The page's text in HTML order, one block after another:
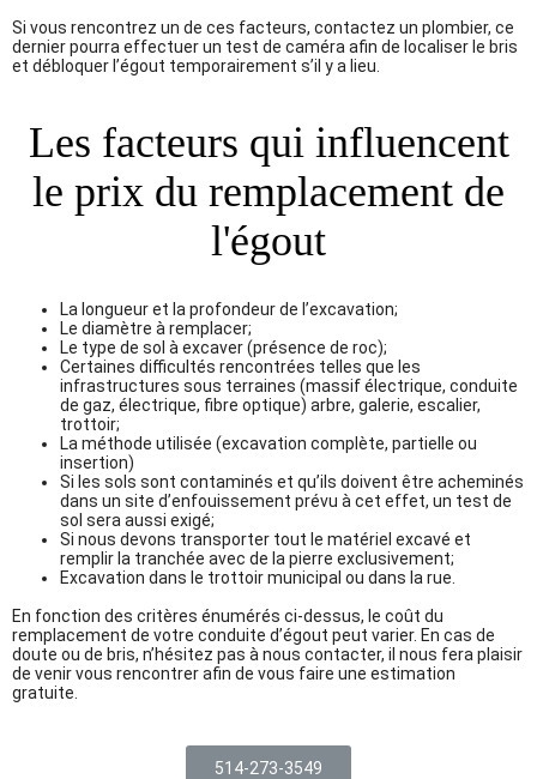
Si vous rencontrez un de ces facteurs, contactez un plombier, ce
dernier pourra effectuer un test de caméra afin de localiser le bris
et débloquer l’égout temporairement s’il y a lieu.
Les facteurs qui influencent
le prix du remplacement de
l'égout
La longueur et la profondeur de l’excavation;
Le diamètre à remplacer;
Le type de sol à excaver (présence de roc);
Certaines difficultés rencontrées telles que les
infrastructures sous terraines (massif électrique, conduite
de gaz, électrique, fibre optique) arbre, galerie, escalier,
trottoir;
La méthode utilisée (excavation complète, partielle ou
insertion)
Si les sols sont contaminés et qu’ils doivent être acheminés
dans un site d’enfouissement prévu à cet effet, un test de
sol sera aussi exigé;
Si nous devons transporter tout le matériel excavé et
remplir la tranchée avec de la pierre exclusivement;
Excavation dans le trottoir municipal ou dans la rue.
En fonction des critères énumérés ci-dessus, le coût du
remplacement de votre conduite d’égout peut varier. En cas de
doute ou de bris, n’hésitez pas à nous contacter, il nous fera plaisir
de venir vous rencontrer afin de vous faire une estimation
gratuite.
514-273-3549